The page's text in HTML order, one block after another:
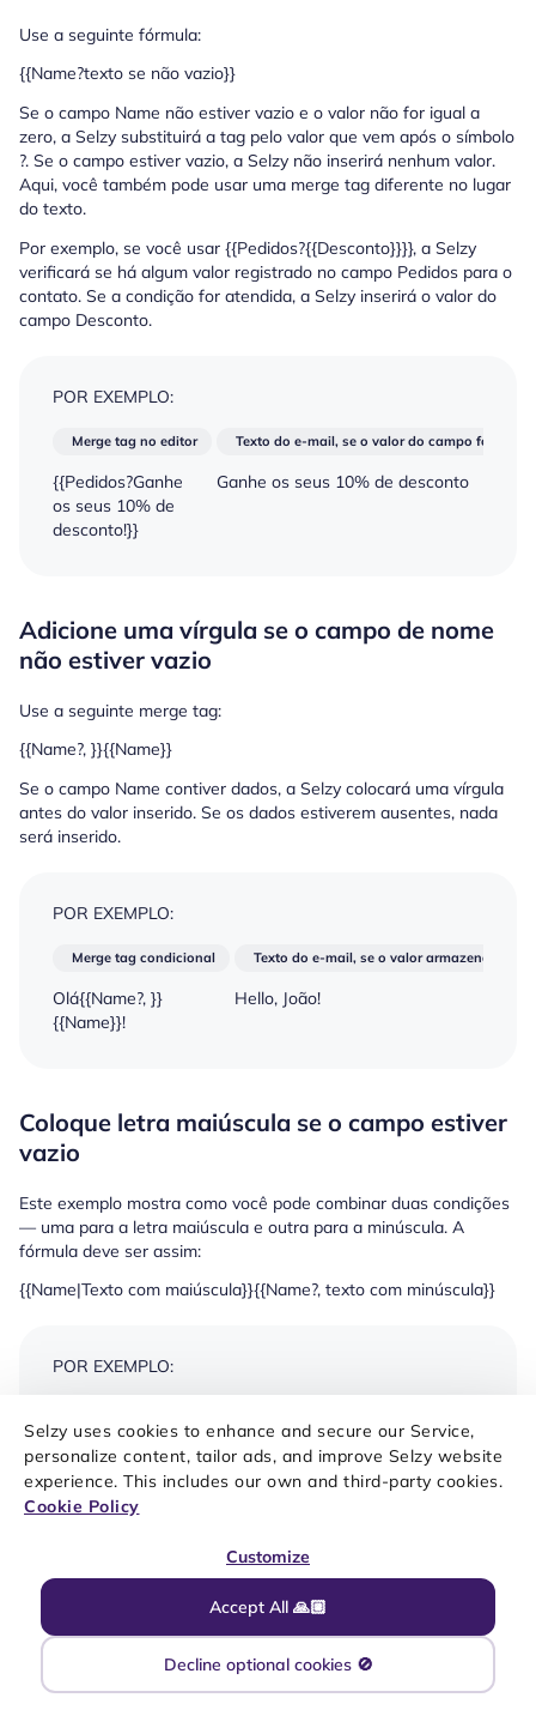
Selzy uses cookies to enhance and secure our Service,
personalize content, tailor ads, and improve Selzy website
experience. This includes our own and third-party cookies.
Cookie Policy
Accept All 🙏🏼
Customize
Decline optional cookies 🚫
Use a seguinte fórmula:
{{Name?texto se não vazio}}
Se o campo Name não estiver vazio e o valor não for igual a
zero, a Selzy substituirá a tag pelo valor que vem após o símbolo
?. Se o campo estiver vazio, a Selzy não inserirá nenhum valor.
Aqui, você também pode usar uma merge tag diferente no lugar
do texto.
Por exemplo, se você usar {{Pedidos?{{Desconto}}}}, a Selzy
verificará se há algum valor registrado no campo Pedidos para o
contato. Se a condição for atendida, a Selzy inserirá o valor do
campo Desconto.
POR EXEMPLO:
Merge tag no editor Texto do e-mail, se o valor do campo for “10”
{{Pedidos?Ganhe
os seus 10% de
desconto!}}
Ganhe os seus 10% de desconto
Adicione uma vírgula se o campo de nome
não estiver vazio
Use a seguinte merge tag:
{{Name?, }}{{Name}}
Se o campo Name contiver dados, a Selzy colocará uma vírgula
antes do valor inserido. Se os dados estiverem ausentes, nada
será inserido.
POR EXEMPLO:
Merge tag condicional Texto do e-mail, se o valor armazenado no
Olá{{Name?, }}
{{Name}}!
Hello, João!
Coloque letra maiúscula se o campo estiver
vazio
Este exemplo mostra como você pode combinar duas condições
— uma para a letra maiúscula e outra para a minúscula. A
fórmula deve ser assim:
{{Name|Texto com maiúscula}}{{Name?, texto com minúscula}}
POR EXEMPLO:
{{Name|Por favor}}
{{Name?, por favor}}
atualize as suas
João, por favor atualize as suas
Antes de enviar uma campanha com merge tags para o público-
alvo, recomendamos testar as merge tags para garantir que
funcionem corretamente. Para isso, crie uma nova lista de
contatos usando seu endereço de e-mail de teste e envie a